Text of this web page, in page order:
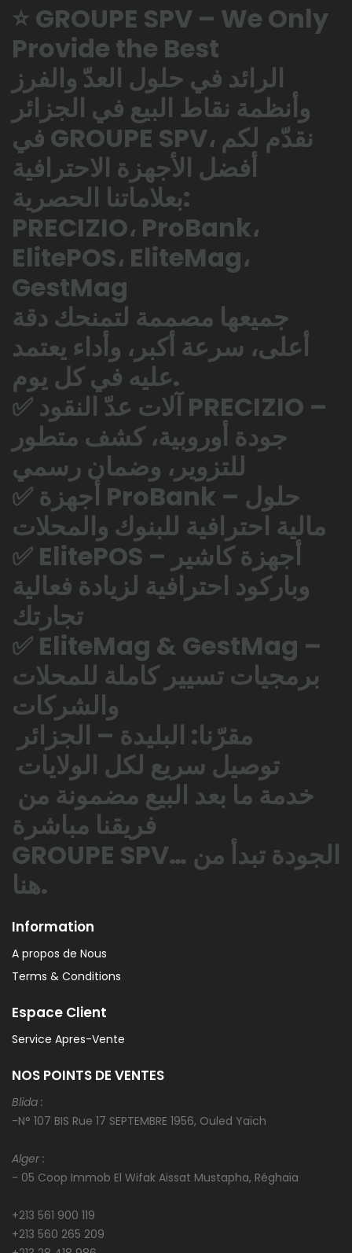
⭐ GROUPE SPV – We Only
Provide the Best
الرائد في حلول العدّ والفرز
وأنظمة نقاط البيع في الجزائر
في GROUPE SPV، نقدّم لكم
أفضل الأجهزة الاحترافية
بعلاماتنا الحصرية:
PRECIZIO، ProBank،
ElitePOS، EliteMag،
GestMag
جميعها مصممة لتمنحك دقة
أعلى، سرعة أكبر، وأداء يعتمد
عليه في كل يوم.
✅ آلات عدّ النقود PRECIZIO –
جودة أوروبية، كشف متطور
للتزوير، وضمان رسمي
✅ أجهزة ProBank – حلول
مالية احترافية للبنوك والمحلات
✅ ElitePOS – أجهزة كاشير
وباركود احترافية لزيادة فعالية
تجارتك
✅ EliteMag & GestMag –
برمجيات تسيير كاملة للمحلات
والشركات
مقرّنا: البليدة – الجزائر
توصيل سريع لكل الولايات
فريقنا مباشرة
GROUPE SPV… الجودة تبدأ من
هنا.
Information
A propos de Nous
Terms & Conditions
Espace Client
Service Apres-Vente
NOS POINTS DE VENTES
Blida :
-N° 107 BIS Rue 17 SEPTEMBRE 1956, Ouled Yaïch
Alger :
- 05 Coop Immob El Wifak Aissat Mustapha, Réghaïa
+213 561 900 119
+213 560 265 209